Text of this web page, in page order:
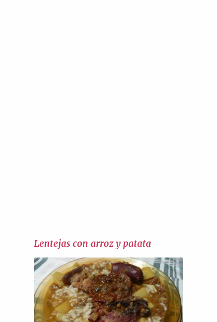
Lentejas con arroz y patata